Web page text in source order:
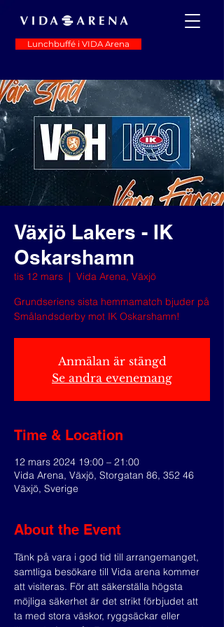
Lunchbuffé i VIDA Arena
Växjö Lakers - IK
Oskarshamn
tis 12 mars
  |
Vida Arena, Växjö
Grundseriens sista hemmamatch bjuder på
Smålandsderby mot IK Oskarshamn!
Anmälan är stängd
Se andra evenemang
Time & Location
12 mars 2024 19:00 – 21:00
Vida Arena, Växjö, Storgatan 86, 352 46
Växjö, Sverige
About the Event
Tänk på vara i god tid till arrangemanget,
samtliga besökare till Vida arena kommer
att visiteras. För att säkerställa högsta
möjliga säkerhet är det strikt förbjudet att
ta med stora väskor, ryggsäckar eller